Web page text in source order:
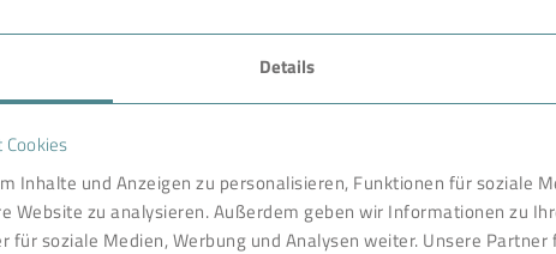
Details
Inhalte und Anzeigen zu personalisieren, Funktionen für soziale
Website zu analysieren. Außerdem geben wir Informationen zu
für soziale Medien, Werbung und Analysen weiter. Unsere
gefragter Partner
Arbeitssicherheit
entwickelt und konstruiert in
vor Ort. Wie in einem
FAVORITEN
Produkte